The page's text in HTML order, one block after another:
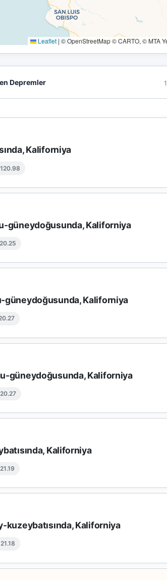
Leaflet | © OpenStreetMap © CARTO, © MTA
Depremler
Kaliforniya
güneydoğusunda, Kaliforniya
güneydoğusunda, Kaliforniya
güneydoğusunda, Kaliforniya
Kaliforniya
kuzeybatısında, Kaliforniya